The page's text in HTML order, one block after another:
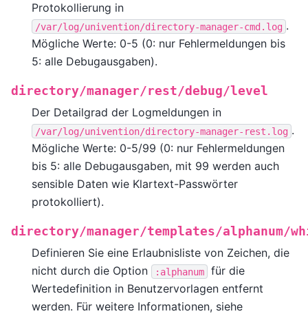
Protokollierung in
/var/log/univention/directory-manager-cmd.log .
Mögliche Werte: 0-5 (0: nur Fehlermeldungen bis
5: alle Debugausgaben).
directory/manager/rest/debug/level
Der Detailgrad der Logmeldungen in
/var/log/univention/directory-manager-rest.log .
Mögliche Werte: 0-5/99 (0: nur Fehlermeldungen
bis 5: alle Debugausgaben, mit 99 werden auch
sensible Daten wie Klartext-Passwörter
protokolliert).
directory/manager/templates/alphanum/
Definieren Sie eine Erlaubnisliste von Zeichen, die
nicht durch die Option
:alphanum
für die
Wertedefinition in Benutzervorlagen entfernt
werden. Für weitere Informationen, siehe